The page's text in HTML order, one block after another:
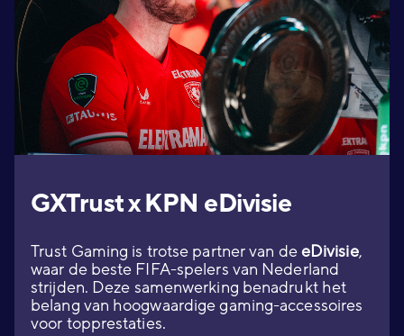
GXTrust x KPN eDivisie
Trust Gaming is trotse partner van deeDivisie,
waar de beste FIFA-spelers van Nederland
strijden. Deze samenwerking benadrukt het
belang van hoogwaardige gaming-accessoires
voor topprestaties.